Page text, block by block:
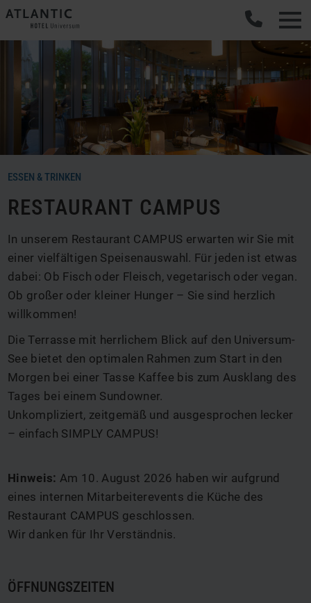
ESSEN & TRINKEN
RESTAURANT CAMPUS
In unserem Restaurant CAMPUS erwarten wir Sie mit
einer vielfältigen Speisenauswahl. Für jeden ist etwas
dabei: Ob Fisch oder Fleisch, vegetarisch oder vegan.
Ob großer oder kleiner Hunger – Sie sind herzlich
willkommen!
Die Terrasse mit herrlichem Blick auf den Universum-
See bietet den optimalen Rahmen zum Start in den
Morgen bei einer Tasse Kaffee bis zum Ausklang des
Tages bei einem Sundowner.
Unkompliziert, zeitgemäß und ausgesprochen lecker
– einfach SIMPLY CAMPUS!
Hinweis:Am 10. August 2026 haben wir aufgrund
eines internen Mitarbeiterevents die Küche des
Restaurant CAMPUS geschlossen.
Wir danken für Ihr Verständnis.
ÖFFNUNGSZEITEN